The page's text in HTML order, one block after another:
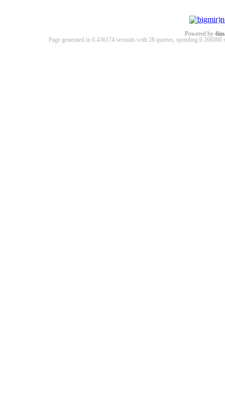
Powered by
Page generated in 0.436174 seconds with 28 queries, spending